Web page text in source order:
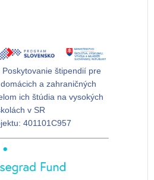
Poskytovanie štipendií pre
a zahraničných
ich štúdia na vysokých
v SR
401101C957